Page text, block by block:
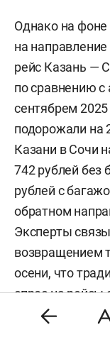
Однако на
на
рейс Казань —
по сравнению с
сентябрем
подорожали на
Казани в Сочи
742 рублей без
рублей с
обратном
Эксперты
возвращением
осени, что
спрос на рейсы
В АТОР